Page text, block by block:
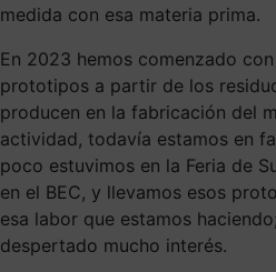
medida con esa materia prima.
En 2023 hemos comenzado
prototipos a partir de los
producen en la fabricación del
actividad, todavía estamos en
poco estuvimos en la Feria de
en el BEC, y llevamos esos
esa labor que estamos
despertado mucho interés.